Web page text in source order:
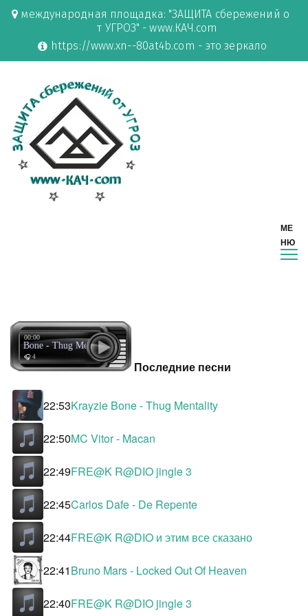
международная площадка: "ЗАЩИТА сбережений о
т УГРОЗ" - www.КАЧ.com
https://www.xn--80at4b.com - это зеркало
Bone - Thug Mentality
00:00
🎧 4
Последние песни
22:53Krayzie Bone - Thug Mentality
22:50MC Vitor - Macan
22:49FRE@K R@DIO jingle 3
22:45Carlos Dafe - De Repente
22:44FRE@K R@DIO и этим все сказано
22:41Bruno Mars - Locked Out Of Heaven
22:40FRE@K R@DIO jingle 3